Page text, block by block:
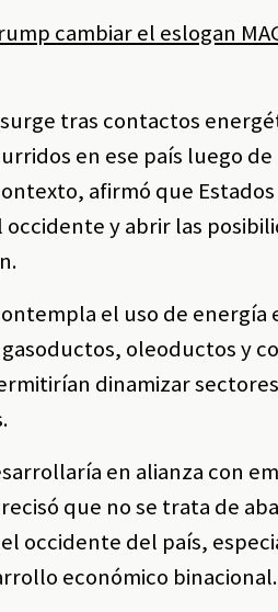
cambiar el eslogan
tras contactos
en ese país luego
afirmó que
y abrir las
el uso de
oleoductos y
dinamizar
en alianza con
que no se trata de
occidente del país,
económico binacional.